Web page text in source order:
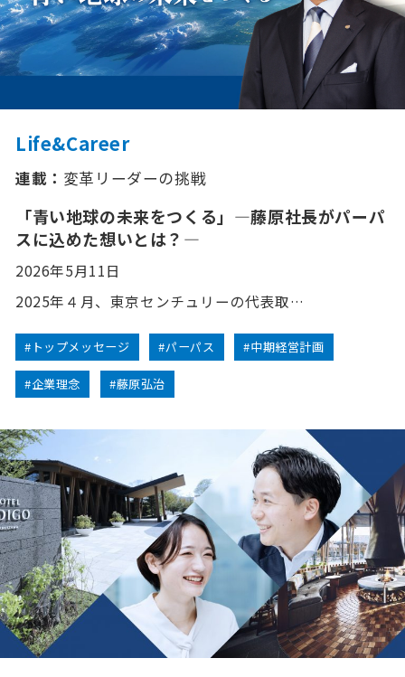
Life&Career
連載： 変革リーダーの挑戦
「青い地球の未来をつくる」―藤原社長がパーパ
スに込めた想いとは？―
2026年5月11日
2025年４月、東京センチュリーの代表取…
#トップメッセージ #パーパス #中期経営計画
#企業理念 #藤原弘治